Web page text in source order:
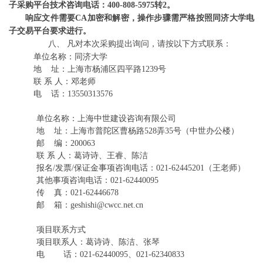
子采购平台技术咨询电话：400-808-5975转2。
响应文件需要CA加密和解密，操作步骤需严格按照同济大学电
子交易平台要求进行。
八、
凡对本次采购提出询问，请按以下方式联系：
单位名称：同济大学
地
址：上海市杨浦区四平路1239号
联 系 人：邓老师
电
话： 13550313576
单位名称： 上海中世建设咨询有限公司
地
址：上海市普陀区曹杨路528弄35号（中世办公楼）
邮
编： 200063
联 系 人：葛诗诗、王睿、陈洁
报名/发票/保证金事项咨询电话：021-62445201（王老师）
其他事项咨询电话： 021-62440095
传
真： 021-62446678
邮
箱： geshishi@cwcc.net.cn
项目联系方式
项目联系人：葛诗诗、陈洁、张琴
电
话： 021-62440095、021-62340833